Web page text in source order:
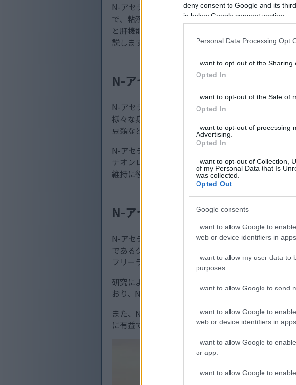
deny consent to Google and its
in below Google consent section.
Personal Data Processing Opt
I want to opt-out of the Sharing
Opted In
I want to opt-out of the Sale of
Opted In
I want to opt-out of processing
Advertising.
Opted In
I want to opt-out of Collection,
of my Personal Data that Is
was collected.
Opted Out
Google consents
I want to allow Google to
web or device identifiers in apps.
I want to allow my user data to
purposes.
I want to allow Google to send
I want to allow Google to
web or device identifiers in apps.
I want to allow Google to
or app.
I want to allow Google to
N-アセチルL-システインについて深く理解するこ
で、粘液を薄くする効果があり、慢性呼吸器疾患
と肝機能をサポートする作用もあります。この
説します。
N-アセチル L-システイン (NAC) と
N-アセチルL-システイン（通称NAC）は、アミノ
様々な身体機能において重要な役割を果たします
豆類などの高タンパク食品を摂取することで、その
N-アセチルL-システインの定義は、強力な抗酸化
チオンレベルを高めることで、NACの特性はフリ
維持に役立つ貴重なサプリメントです。
N-アセチルL-システイン（NAC）
N-アセチルL-システイン（NAC）は、体内で様々
であるグルタチオンの前駆体として機能します。
フリーラジカルを中和し、細胞へのダメージを軽
研究によると、NACは体内の炎症マーカーを低下
おり、NACのメカニズムは健康とウェルネスを促進
また、NACは粘液溶解剤として作用し、肺の粘液
に有益です。